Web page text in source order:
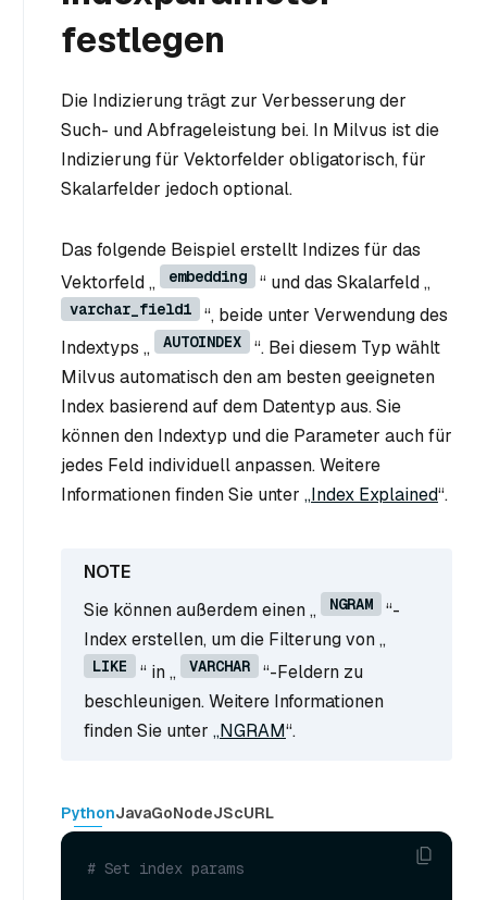
festlegen
Die Indizierung trägt zur Verbesserung der
Such- und Abfrageleistung bei. In Milvus ist die
Indizierung für Vektorfelder obligatorisch, für
Skalarfelder jedoch optional.
Das folgende Beispiel erstellt Indizes für das
Vektorfeld „
embedding “ und das Skalarfeld „
varchar_field1
“, beide unter Verwendung des
Indextyps „
AUTOINDEX
“. Bei diesem Typ wählt
Milvus automatisch den am besten geeigneten
Index basierend auf dem Datentyp aus. Sie
können den Indextyp und die Parameter auch für
jedes Feld individuell anpassen. Weitere
Informationen finden Sie unter „Index Explained“.
Sie können außerdem einen „ NGRAM
“-
Index erstellen, um die Filterung von „
LIKE “ in „ VARCHAR
“-Feldern zu
beschleunigen. Weitere Informationen
finden Sie unter „NGRAM“.
PythonJavaGoNodeJScURL
# Set index params